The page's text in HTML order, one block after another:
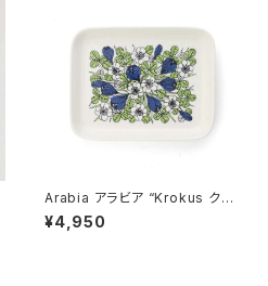
Arabia アラビア “Krokus クロ
ッカス” プレート 15x19cm
¥4,950